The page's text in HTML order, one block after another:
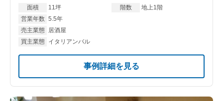
面積 11坪 階数
地上1階
営業年数 5.5年
売主業態
居酒屋
買主業態
イタリアンバル
事例詳細を見る